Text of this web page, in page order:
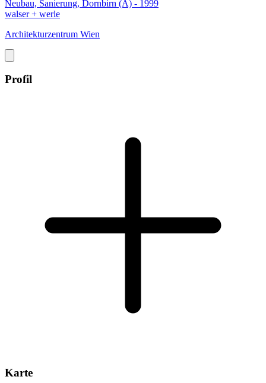
Neubau, Sanierung, Dornbirn (A) - 1999
walser + werle
Architekturzentrum Wien
Profil
Karte